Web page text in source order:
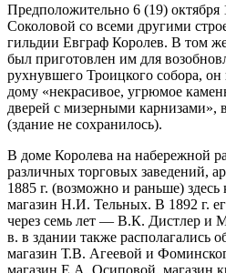
Предположительно 6 (19)
Соколовой со всеми другими
гильдии Евграф Королев. В том
был приготовлен им для
рухнувшего Троицкого собора,
дому «некрасивое, угрюмое
дверей с мизерными карнизами»,
(здание не сохранилось).
В доме Королева на набережной
различных торговых заведений,
1885 г. (возможно и раньше) здесь
магазин Н.И. Тельных. В 1892 г.
через семь лет — В.К. Дистлер и
в. в здании также располагались
магазин Т.В. Агеевой и
магазин Е.А. Осиповой, магазин